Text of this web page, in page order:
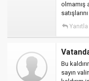
olmamış
Yanıtla
Bu
sayın